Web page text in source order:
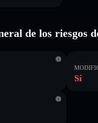
de los riesgos
Sí